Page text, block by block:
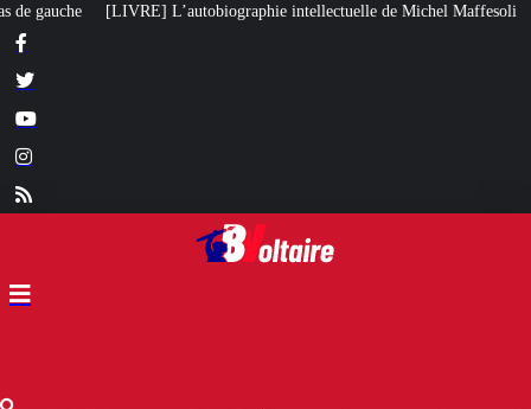
intellectuelle de Michel Maffesoli Pour regagner son influence en